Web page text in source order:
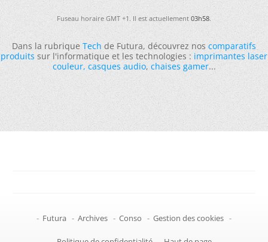
Fuseau horaire GMT +1. Il est actuellement03h58.
Dans la rubriqueTechde Futura, découvrez noscomparatifs
produitssur l'informatique et les technologies :imprimantes laser
couleur,casques audio,chaises gamer...
- Futura - Archives - Conso - Gestion des cookies -